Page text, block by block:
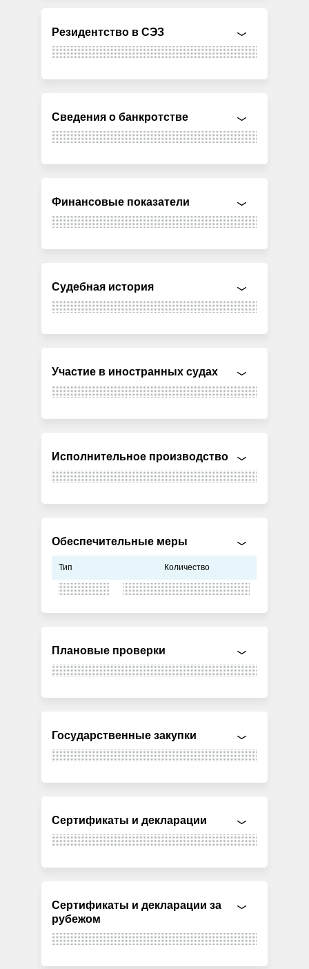
Резидентство в СЭЗ
Сведения о банкротстве
Финансовые показатели
Судебная история
Участие в иностранных судах
Исполнительное производство
Обеспечительные меры
Тип Количество
Плановые проверки
Государственные закупки
Сертификаты и декларации
Сертификаты и декларации за
рубежом